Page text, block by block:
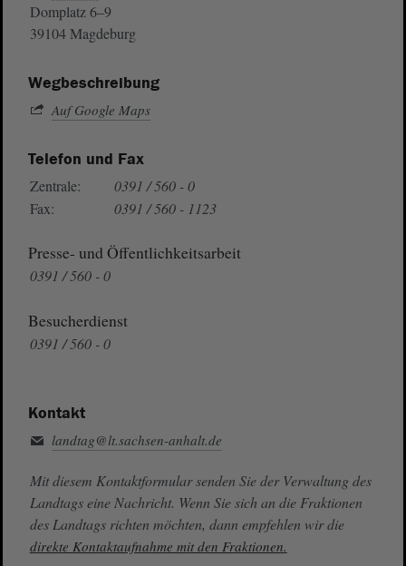
Domplatz 6–9
39104 Magdeburg
Wegbeschreibung
Auf Google Maps
Telefon und Fax
Zentrale:
0391 / 560 - 0
Fax:
0391 / 560 - 1123
Presse- und Öffentlichkeitsarbeit
0391 / 560 - 0
Besucherdienst
0391 / 560 - 0
Kontakt
landtag@lt.sachsen-anhalt.de
Mit diesem Kontaktformular senden Sie der Verwaltung des
Landtags eine Nachricht. Wenn Sie sich an die Fraktionen
des Landtags richten möchten, dann empfehlen wir die
direkte Kontaktaufnahme mit den Fraktionen.